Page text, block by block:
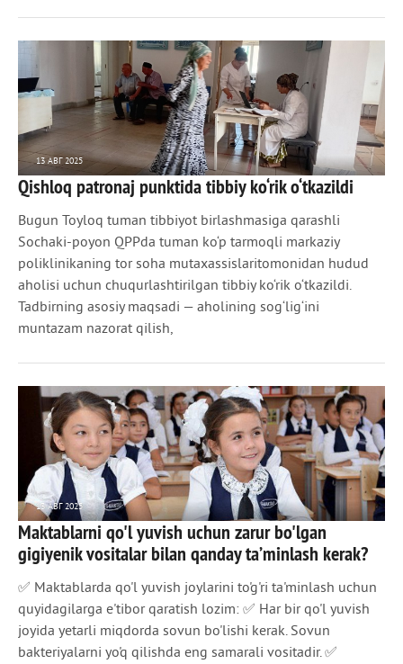
13 АВГ 2025
1 279 0
Qishloq patronaj punktida tibbiy ko‘rik o‘tkazildi
Bugun Toyloq tuman tibbiyot birlashmasiga qarashli
Sochaki-poyon QPPda tuman ko‘p tarmoqli markaziy
poliklinikaning tor soha mutaxassislaritomonidan hudud
aholisi uchun chuqurlashtirilgan tibbiy ko‘rik o‘tkazildi.
Tadbirning asosiy maqsadi — aholining sog‘lig‘ini
muntazam nazorat qilish,
13 АВГ 2025
599 0
Maktablarni qo'l yuvish uchun zarur bo'lgan
gigiyenik vositalar bilan qanday taʼminlash kerak?
✅ Maktablarda qo'l yuvish joylarini to'g'ri ta'minlash uchun
quyidagilarga e'tibor qaratish lozim: ✅ Har bir qo'l yuvish
joyida yetarli miqdorda sovun bo'lishi kerak. Sovun
bakteriyalarni yo'q qilishda eng samarali vositadir. ✅